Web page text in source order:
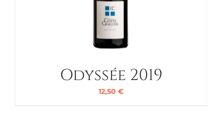
Odyssée 2019
12,50 €